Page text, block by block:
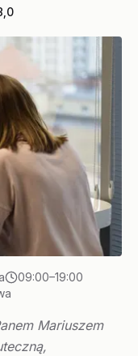
09:00–19:00
Mariuszem